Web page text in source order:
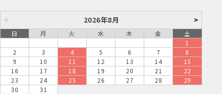
< 2026年8月 >
日 月 火 水 木 金
土
1
2
3 4 5 6 7
8
9
10 11 12 13 14
15
16
17 18 19 20 21
22
23
24 25 26 27 28
29
30
31